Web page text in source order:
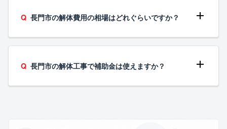
長門市の解体費用の相場はどれぐらいですか？
長門市の解体工事で補助金は使えますか？